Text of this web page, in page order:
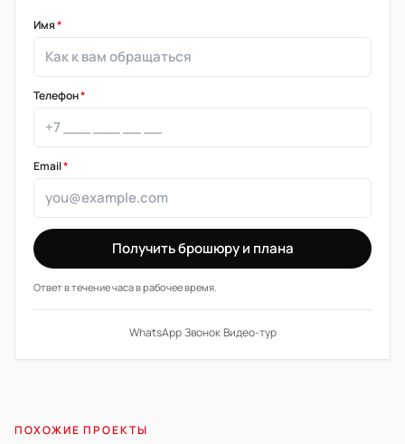
Имя*
Телефон*
Email*
Получить брошюру и плана
Ответ в течение часа в рабочее время.
WhatsApp·Звонок·Видео-тур
ПОХОЖИЕ ПРОЕКТЫ